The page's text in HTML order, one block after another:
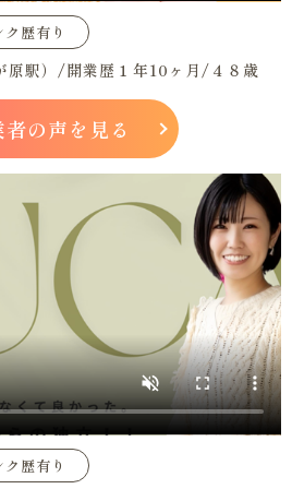
ク歴有り
駅）/開業歴１年10ヶ月/４８歳
者の声を見る
ク歴有り